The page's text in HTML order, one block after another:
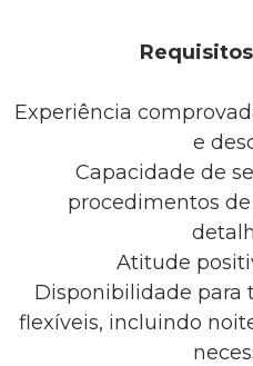
Experiência
e
Capacidade de
procedimentos
Atitude
Disponibilidade para
flexíveis, incluindo